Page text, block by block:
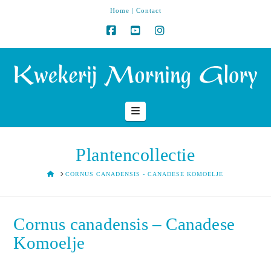
Home | Contact
Navigation
Plantencollectie
HOMECORNUS CANADENSIS - CANADESE KOMOELJE
Cornus canadensis – Canadese
Komoelje